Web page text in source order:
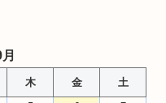
木 金
土